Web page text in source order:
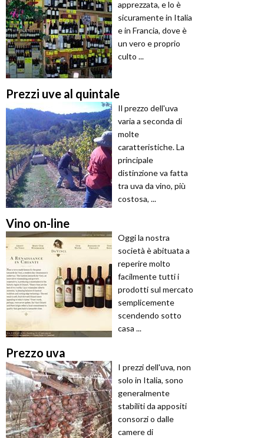
apprezzata, e lo è
sicuramente in Italia
e in Francia, dove è
un vero e proprio
culto ...
Prezzi uve al quintale
Il prezzo dell'uva
varia a seconda di
molte
caratteristiche. La
principale
distinzione va fatta
tra uva da vino, più
costosa, ...
Vino on-line
Oggi la nostra
società è abituata a
reperire molto
facilmente tutti i
prodotti sul mercato
semplicemente
scendendo sotto
casa ...
Prezzo uva
I prezzi dell'uva, non
solo in Italia, sono
generalmente
stabiliti da appositi
consorzi o dalle
camere di